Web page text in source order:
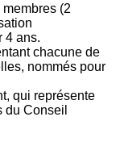
(2
4 ans.
chacune de
nommés pour
qui représente
du Conseil